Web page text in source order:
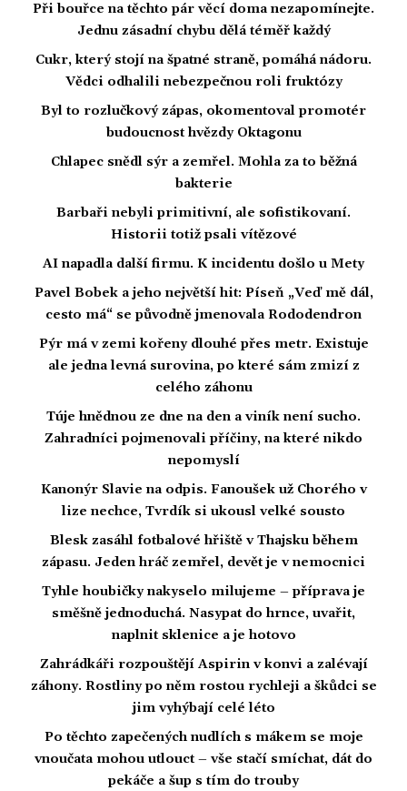
Při bouřce na těchto pár věcí doma nezapomínejte.
Jednu zásadní chybu dělá téměř každý
Cukr, který stojí na špatné straně, pomáhá nádoru.
Vědci odhalili nebezpečnou roli fruktózy
Byl to rozlučkový zápas, okomentoval promotér
budoucnost hvězdy Oktagonu
Chlapec snědl sýr a zemřel. Mohla za to běžná
bakterie
Barbaři nebyli primitivní, ale sofistikovaní.
Historii totiž psali vítězové
AI napadla další firmu. K incidentu došlo u Mety
Pavel Bobek a jeho největší hit: Píseň „Veď mě dál,
cesto má“ se původně jmenovala Rododendron
Pýr má v zemi kořeny dlouhé přes metr. Existuje
ale jedna levná surovina, po které sám zmizí z
celého záhonu
Túje hnědnou ze dne na den a viník není sucho.
Zahradníci pojmenovali příčiny, na které nikdo
nepomyslí
Kanonýr Slavie na odpis. Fanoušek už Chorého v
lize nechce, Tvrdík si ukousl velké sousto
Blesk zasáhl fotbalové hřiště v Thajsku během
zápasu. Jeden hráč zemřel, devět je v nemocnici
Tyhle houbičky nakyselo milujeme – příprava je
směšně jednoduchá. Nasypat do hrnce, uvařit,
naplnit sklenice a je hotovo
Zahrádkáři rozpouštějí Aspirin v konvi a zalévají
záhony. Rostliny po něm rostou rychleji a škůdci se
jim vyhýbají celé léto
Po těchto zapečených nudlích s mákem se moje
vnoučata mohou utlouct – vše stačí smíchat, dát do
pekáče a šup s tím do trouby